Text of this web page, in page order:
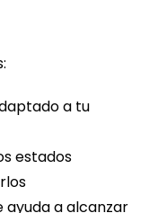
a tu
estados
ayuda a alcanzar